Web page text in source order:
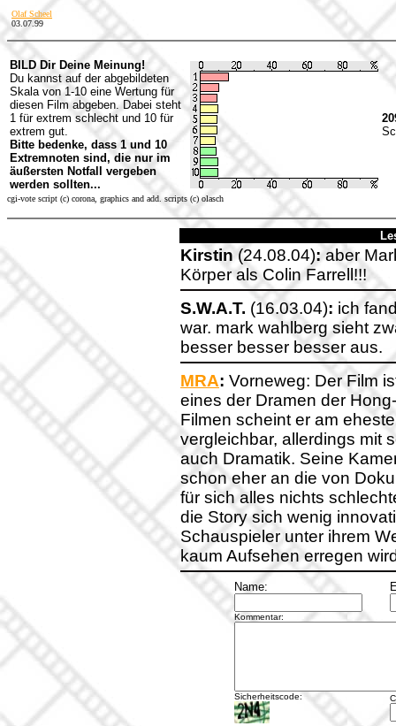
Olaf Scheel
03.07.99
BILD Dir Deine Meinung!
Du kannst auf der abgebildeten
Skala von 1-10 eine Wertung für
diesen Film abgeben. Dabei steht
1 für extrem schlecht und 10 für
extrem gut.
Bitte bedenke, dass 1 und 10
Extremnoten sind, die nur im
äußersten Notfall vergeben
werden sollten...
cgi-vote script (c) corona, graphics and add. scripts (c) olasch
Kirstin (24.08.04): aber
Körper als Colin Farrell!!!
S.W.A.T. (16.03.04): ich
war. mark wahlberg sieht
besser besser besser aus.
MRA: Vorneweg: Der Film
eines der Dramen der
Filmen scheint er am
vergleichbar, allerdings mit
auch Dramatik. Seine
schon eher an die von
für sich alles nichts
die Story sich wenig
Schauspieler unter ihrem
kaum Aufsehen erregen
Name:
Kommentar:
Sicherheitscode: